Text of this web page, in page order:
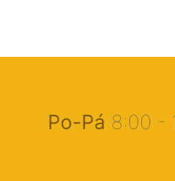
Po-Pá 8:00 -